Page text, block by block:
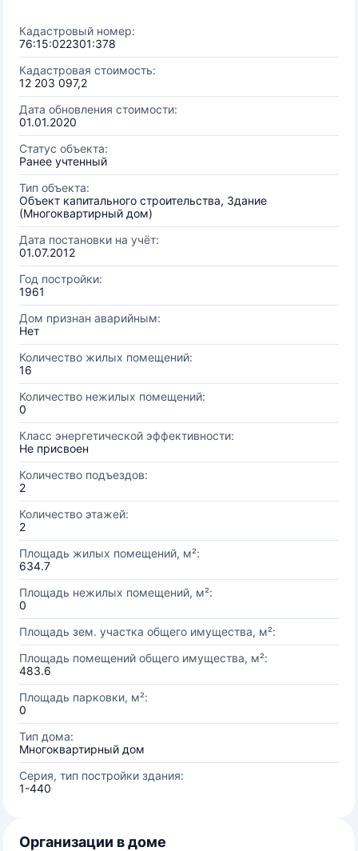
Кадастровый номер:
76:15:022301:378
Кадастровая стоимость:
12 203 097,2
Дата обновления стоимости:
01.01.2020
Статус объекта:
Ранее учтенный
Тип объекта:
Объект капитального строительства, Здание
(Многоквартирный дом)
Дата постановки на учёт:
01.07.2012
Год постройки:
1961
Дом признан аварийным:
Нет
Количество жилых помещений:
16
Количество нежилых помещений:
0
Класс энергетической эффективности:
Не присвоен
Количество подъездов:
2
Количество этажей:
2
Площадь жилых помещений, м²:
634.7
Площадь нежилых помещений, м²:
0
Площадь зем. участка общего имущества, м²:
Площадь помещений общего имущества, м²:
483.6
Площадь парковки, м²:
0
Тип дома:
Многоквартирный дом
Серия, тип постройки здания:
1-440
Организации в доме